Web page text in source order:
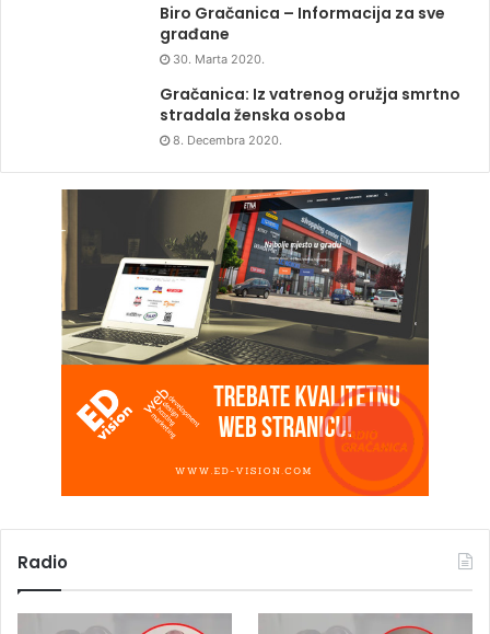
Biro Gračanica – Informacija za sve
građane
30. Marta 2020.
Gračanica: Iz vatrenog oružja smrtno
stradala ženska osoba
8. Decembra 2020.
Radio